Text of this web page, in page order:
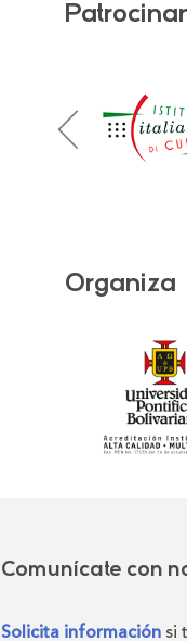
Organiza
Comunícate con
Solicita información si